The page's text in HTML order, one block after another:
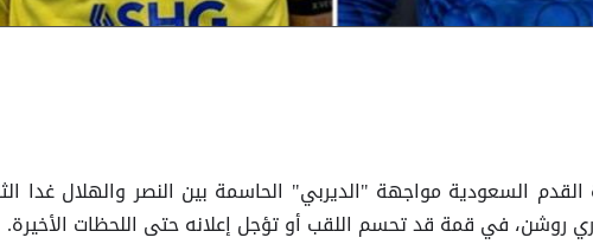
القدم السعودية مواجهة "الديربي" الحاسمة بين النصر والهلال غدا